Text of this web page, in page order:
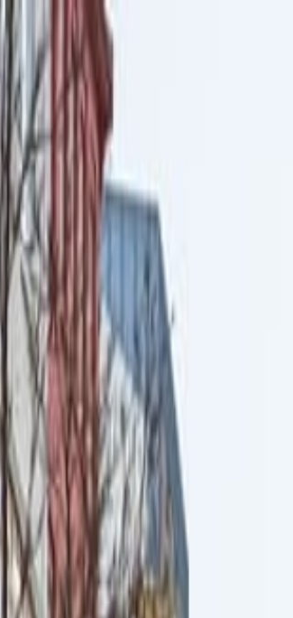
Passeggiata Privata nella Città LGBTQ di Reykjavik